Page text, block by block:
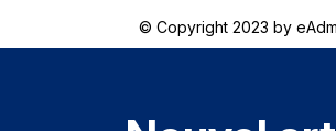
© Copyright 2023 by